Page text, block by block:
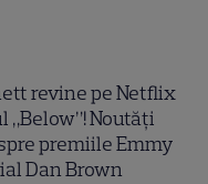
revine pe Netflix
Noutăți
premiile Emmy
Dan Brown